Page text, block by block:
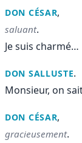
DON CÉSAR,
saluant.
Je suis charmé…
DON SALLUSTE.
Monsieur, on
DON CÉSAR,
gracieusement.